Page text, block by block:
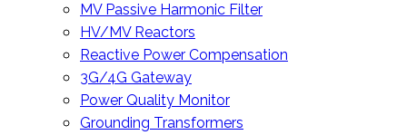
MV Passive Harmonic Filter
HV/MV Reactors
Reactive Power Compensation
3G/4G Gateway
Power Quality Monitor
Grounding Transformers